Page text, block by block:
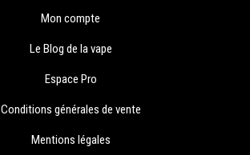
Mon compte
Le Blog de la vape
Espace Pro
Conditions générales de vente
Mentions légales